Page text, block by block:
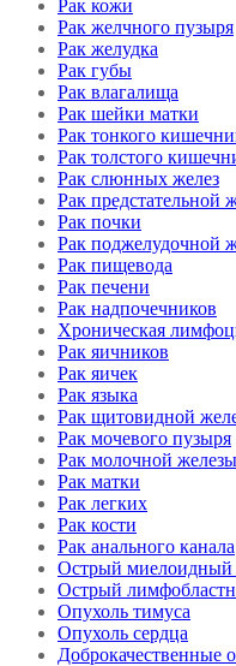
Рак кожи
Рак желчного пузыря
Рак желудка
Рак губы
Рак влагалища
Рак шейки матки
Рак тонкого
Рак толстого
Рак слюнных желез
Рак предстательной
Рак почки
Рак поджелудочной
Рак пищевода
Рак печени
Рак надпочечников
Хроническая
Рак яичников
Рак яичек
Рак языка
Рак щитовидной
Рак мочевого пузыря
Рак молочной железы
Рак матки
Рак легких
Рак кости
Рак анального канала
Острый миелоидный
Острый
Опухоль тимуса
Опухоль сердца
Доброкачественные